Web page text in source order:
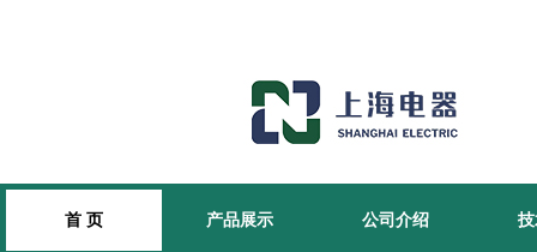
首 页 产品展示 公司介绍